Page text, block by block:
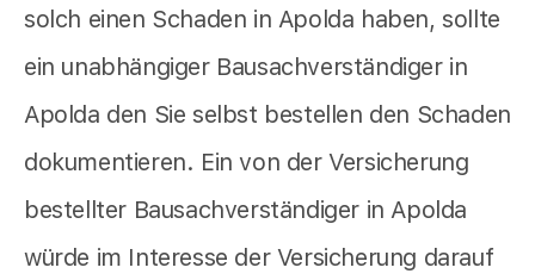
solch einen Schaden in Apolda haben, sollte
ein unabhängiger Bausachverständiger in
Apolda den Sie selbst bestellen den Schaden
dokumentieren. Ein von der Versicherung
bestellter Bausachverständiger in Apolda
würde im Interesse der Versicherung darauf